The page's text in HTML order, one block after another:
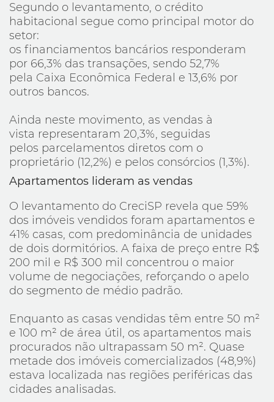
Segundo o levantamento, o crédito
habitacional segue como principal motor do
setor:
os financiamentos bancários responderam
por 66,3% das transações, sendo 52,7%
pela Caixa Econômica Federal e 13,6% por
outros bancos.
Ainda neste movimento, as vendas à
vista representaram 20,3%, seguidas
pelos parcelamentos diretos com o
proprietário (12,2%) e pelos consórcios (1,3%).
Apartamentos lideram as vendas
O levantamento do CreciSP revela que 59%
dos imóveis vendidos foram apartamentos e
41% casas, com predominância de unidades
de dois dormitórios. A faixa de preço entre R$
200 mil e R$ 300 mil concentrou o maior
volume de negociações, reforçando o apelo
do segmento de médio padrão.
Enquanto as casas vendidas têm entre 50 m²
e 100 m² de área útil, os apartamentos mais
procurados não ultrapassam 50 m². Quase
metade dos imóveis comercializados (48,9%)
estava localizada nas regiões periféricas das
cidades analisadas.